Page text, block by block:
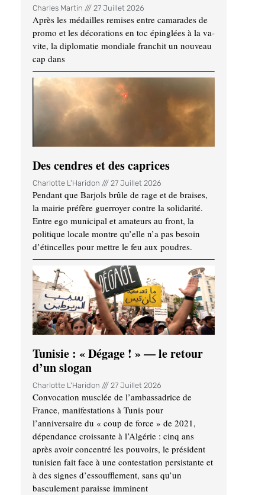
Charles Martin 27 Juillet 2026
Après les médailles remises entre camarades de
promo et les décorations en toc épinglées à la va-
vite, la diplomatie mondiale franchit un nouveau
cap dans
Des cendres et des caprices
Charlotte L'Haridon 27 Juillet 2026
Pendant que Barjols brûle de rage et de braises,
la mairie préfère guerroyer contre la solidarité.
Entre ego municipal et amateurs au front, la
politique locale montre qu’elle n’a pas besoin
d’étincelles pour mettre le feu aux poudres.
Tunisie : « Dégage ! » — le retour
d’un slogan
Charlotte L'Haridon 27 Juillet 2026
Convocation musclée de l’ambassadrice de
France, manifestations à Tunis pour
l’anniversaire du « coup de force » de 2021,
dépendance croissante à l’Algérie : cinq ans
après avoir concentré les pouvoirs, le président
tunisien fait face à une contestation persistante et
à des signes d’essoufflement, sans qu’un
basculement paraisse imminent